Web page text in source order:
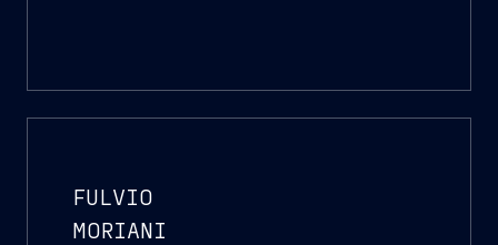
FULVIO
MORIANI